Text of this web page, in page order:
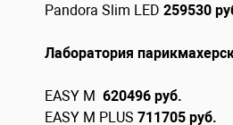
Pandora Slim LED 259530
Лаборатория
EASY M 620496 руб.
EASY M PLUS 711705 руб.